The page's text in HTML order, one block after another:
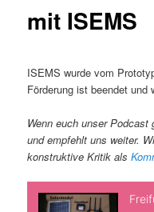
mit ISEMS
ISEMS wurde vom
Förderung ist beendet und
Wenn euch unser
und empfehlt uns weiter.
konstruktive Kritik als